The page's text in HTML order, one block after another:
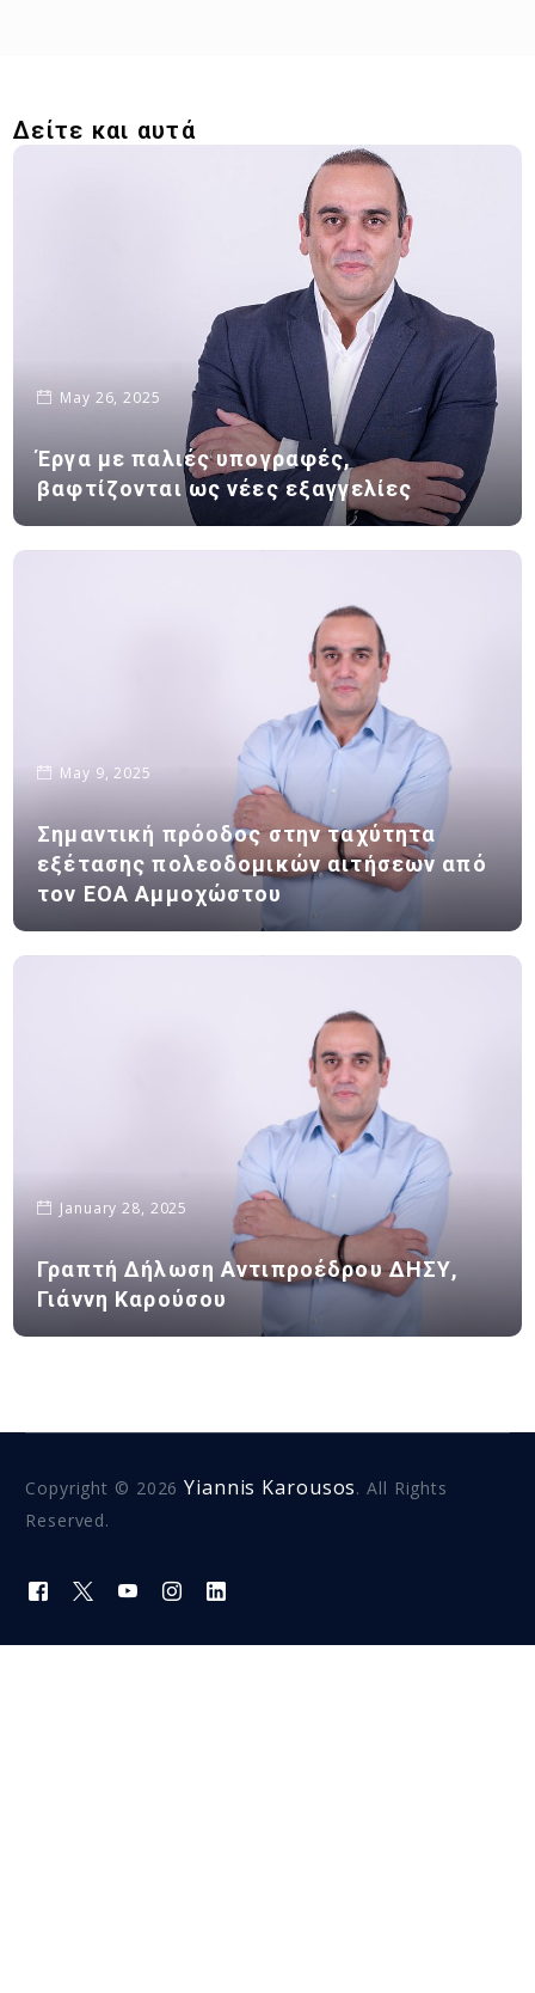
Δείτε και αυτά
May 26, 2025
Έργα με παλιές υπογραφές,
βαφτίζονται ως νέες εξαγγελίες
May 9, 2025
Σημαντική πρόοδος στην ταχύτητα
εξέτασης πολεοδομικών αιτήσεων από
τον ΕΟΑ Αμμοχώστου
January 28, 2025
Γραπτή Δήλωση Αντιπροέδρου ΔΗΣΥ,
Γιάννη Καρούσου
Copyright © 2026Yiannis Karousos. All Rights
Reserved.